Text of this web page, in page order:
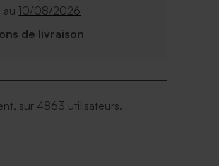
au 10/08/2026
de livraison
sur 4863 utilisateurs.